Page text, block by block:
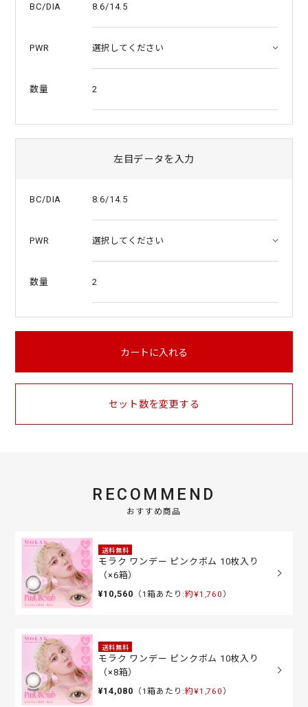
n
BC/DIA 8.6/14.5
PWR
数量 2
左目データを入力
BC/DIA 8.6/14.5
PWR
数量 2
カートに入れる
セット数を変更する
RECOMMEND
おすすめ商品
送料無料
モラク ワンデー ピンクボム 10枚入り
（×6箱）
¥10,560 （1箱あたり:約¥1,760 ）
送料無料
モラク ワンデー ピンクボム 10枚入り
（×8箱）
¥14,080 （1箱あたり:約¥1,760 ）